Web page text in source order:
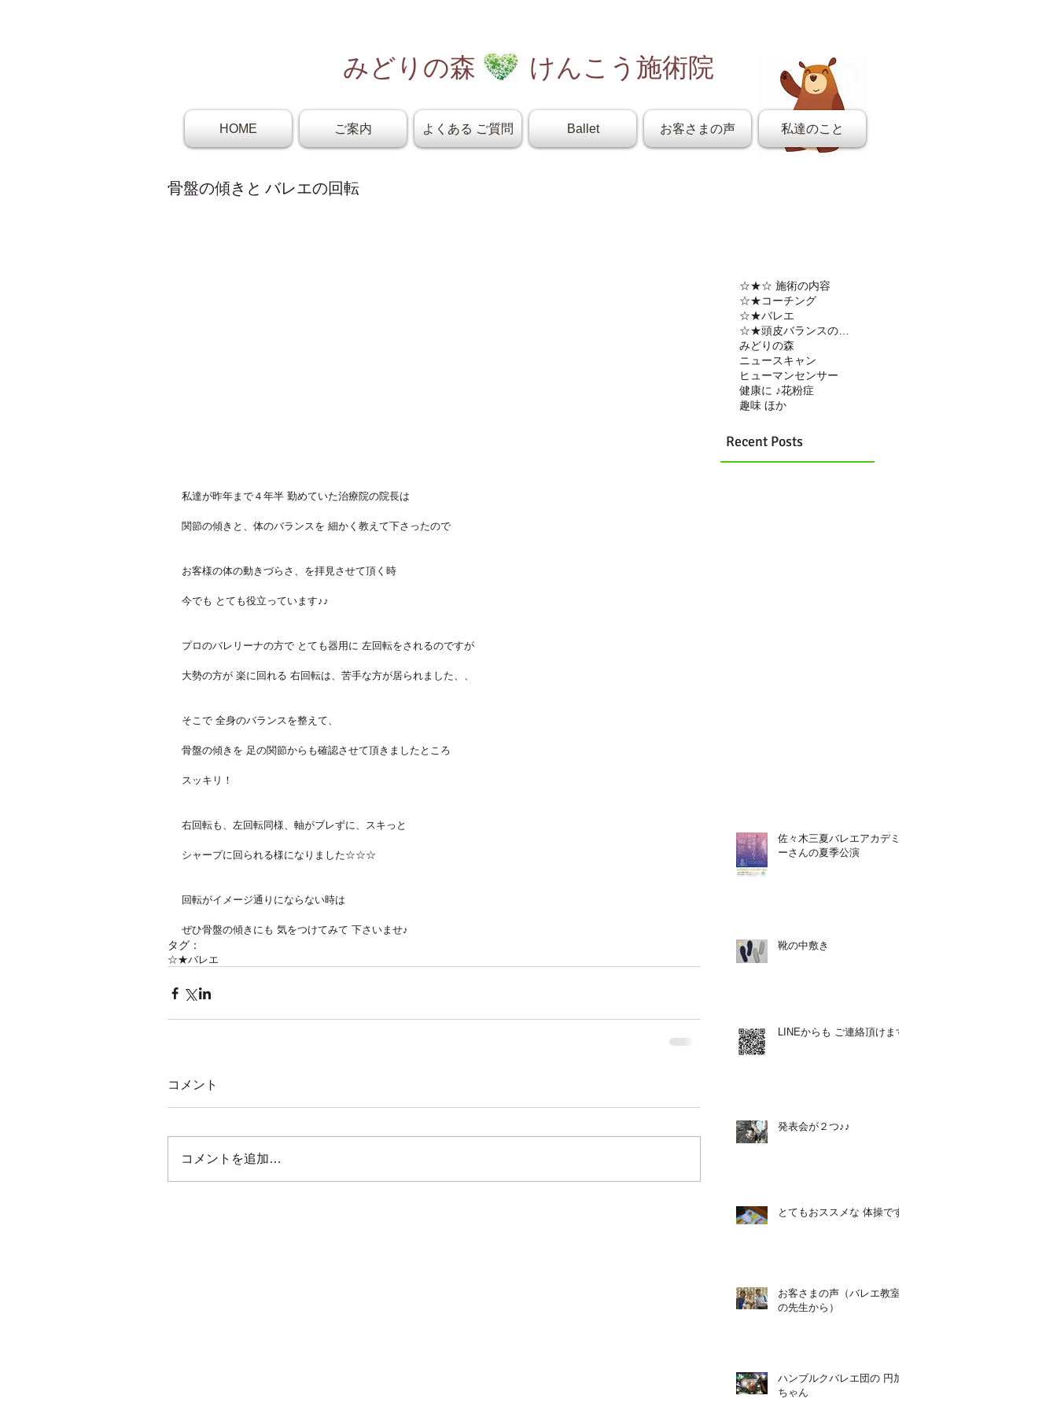
みどりの森 けんこう施術院
HOME ご案内 よくある ご質問 Ballet お客さまの声 私達のこと
骨盤の傾きと バレエの回転
私達が昨年まで４年半 勤めていた治療院の院長は
関節の傾きと、体のバランスを 細かく教えて下さったので
お客様の体の動きづらさ、を拝見させて頂く時
今でも とても役立っています♪♪
プロのバレリーナの方で とても器用に 左回転をされるのですが
大勢の方が 楽に回れる 右回転は、苦手な方が居られました、、
そこで 全身のバランスを整えて、
骨盤の傾きを 足の関節からも確認させて頂きましたところ
スッキリ！
右回転も、左回転同様、軸がブレずに、スキっと
シャープに回られる様になりました☆☆☆
回転がイメージ通りにならない時は
ぜひ骨盤の傾きにも 気をつけてみて 下さいませ♪
タグ：
☆★バレエ
コメント
コメントを追加…
☆★☆ 施術の内容
☆★コーチング
☆★バレエ
みどりの森
ニュースキャン
ヒューマンセンサー
健康に ♪花粉症
趣味 ほか
Recent Posts
佐々木三夏バレエアカデミ
ーさんの夏季公演
靴の中敷き
LINEからも ご連絡頂けます
発表会が２つ♪♪
とてもおススメな 体操です
お客さまの声（バレエ教室
の先生から）
ハンブルクバレエ団の 円加
ちゃん